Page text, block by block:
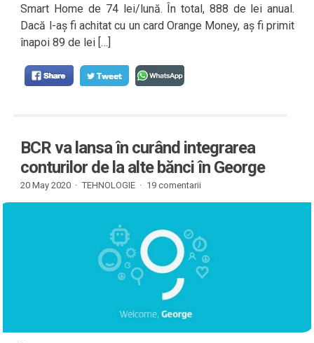
Smart Home de 74 lei/lună. În total, 888 de lei anual.
Dacă l-aș fi achitat cu un card Orange Money, aș fi primit
înapoi 89 de lei […]
BCR va lansa în curând integrarea
conturilor de la alte bănci în George
20 May 2020 · TEHNOLOGIE · 19 comentarii